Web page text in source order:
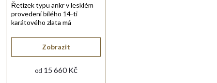
od 15 660 Kč
Zobrazit
Řetízek typu ankr v lesklém
provedení bílého 14-ti
karátového zlata má